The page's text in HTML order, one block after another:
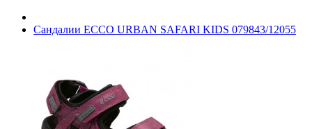
Сандалии ECCO URBAN SAFARI KIDS 079843/12055